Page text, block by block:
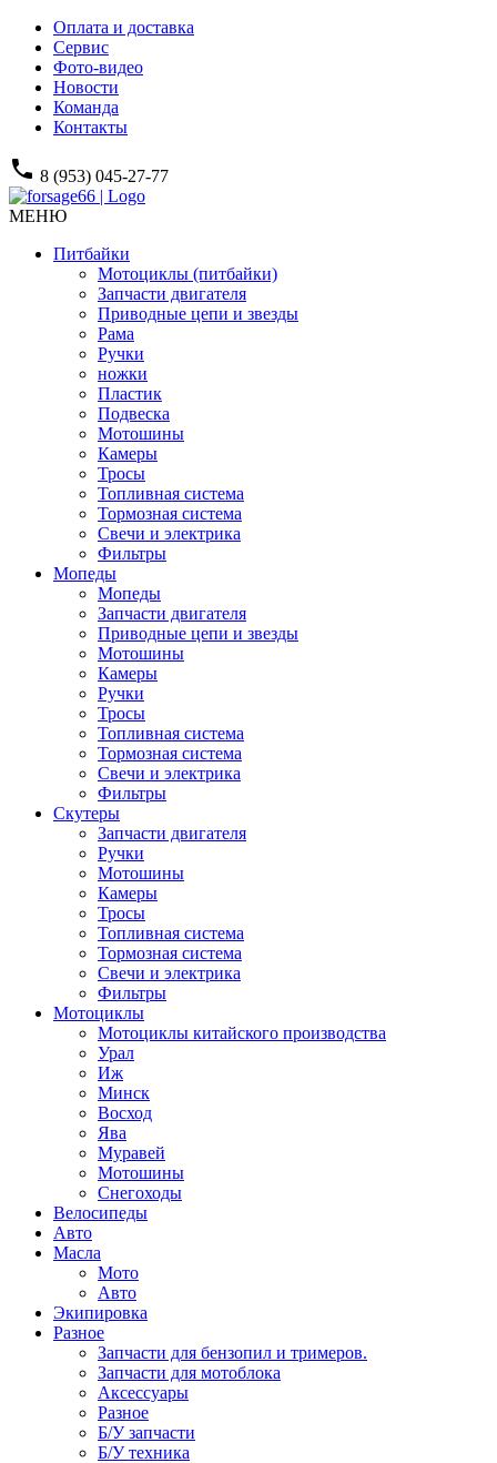
Оплата и доставка
Сервис
Фото-видео
Новости
Команда
Контакты
phone 8 (953) 045-27-77
МЕНЮ
Питбайки
Мотоциклы (питбайки)
Запчасти двигателя
Приводные цепи и звезды
Рама
Ручки
ножки
Пластик
Подвеска
Мотошины
Камеры
Тросы
Топливная система
Тормозная система
Свечи и электрика
Фильтры
Мопеды
Мопеды
Запчасти двигателя
Приводные цепи и звезды
Мотошины
Камеры
Ручки
Тросы
Топливная система
Тормозная система
Свечи и электрика
Фильтры
Cкутеры
Запчасти двигателя
Ручки
Мотошины
Камеры
Тросы
Топливная система
Тормозная система
Свечи и электрика
Фильтры
Мотоциклы
Мотоциклы китайского производства
Урал
Иж
Минск
Восход
Ява
Муравей
Мотошины
Снегоходы
Велосипеды
Авто
Масла
Мото
Авто
Экипировка
Разное
Запчасти для бензопил и тримеров.
Запчасти для мотоблока
Аксессуары
Разное
Б/У запчасти
Б/У техника